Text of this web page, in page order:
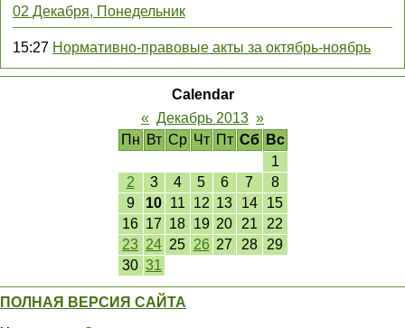
02 Декабря, Понедельник
15:27 Нормативно-правовые акты за октябрь-ноябрь
Calendar
« Декабрь 2013 »
Пн Вт Ср Чт Пт Сб
Вс
1
2
3 4 5 6 7
8
9
10 11 12 13 14
15
16 17 18 19 20 21
22
23 24 25 26 27 28
29
30 31
ПОЛНАЯ ВЕРСИЯ САЙТА